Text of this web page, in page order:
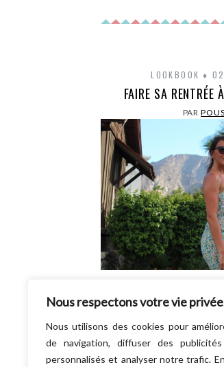
Nous respectons votre vie
Nous utilisons des cookies pour
de navigation, diffuser des
personnalisés et analyser notre trafic.
LOOKBOOK
FAIRE SA RENTRÉE
PAR
reparti pour une année
LIRE LA